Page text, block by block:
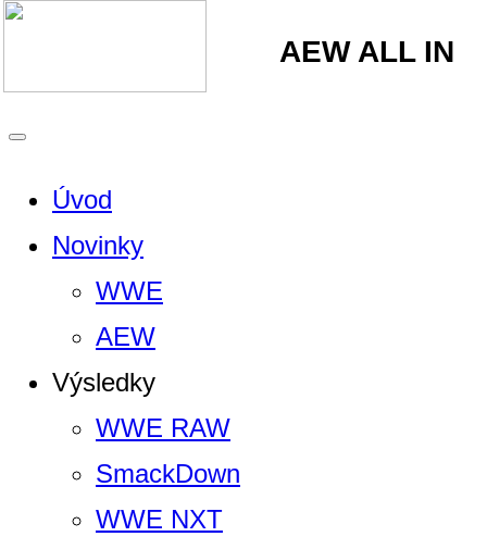
AEW ALL IN
Úvod
Novinky
WWE
AEW
Výsledky
WWE RAW
SmackDown
WWE NXT